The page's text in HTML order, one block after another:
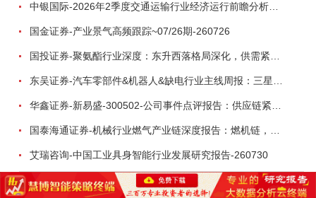
中银国际-2026年2季度交通运输行业经济运行前瞻分析：地缘冲突致航运和航空景气度分化，交通基础设施板块总体呈现稳健特征-260724
国金证券-产业景气高频跟踪~07/26期-260726
艾瑞咨询-中国工业具身智能行业发展研究报告-260730